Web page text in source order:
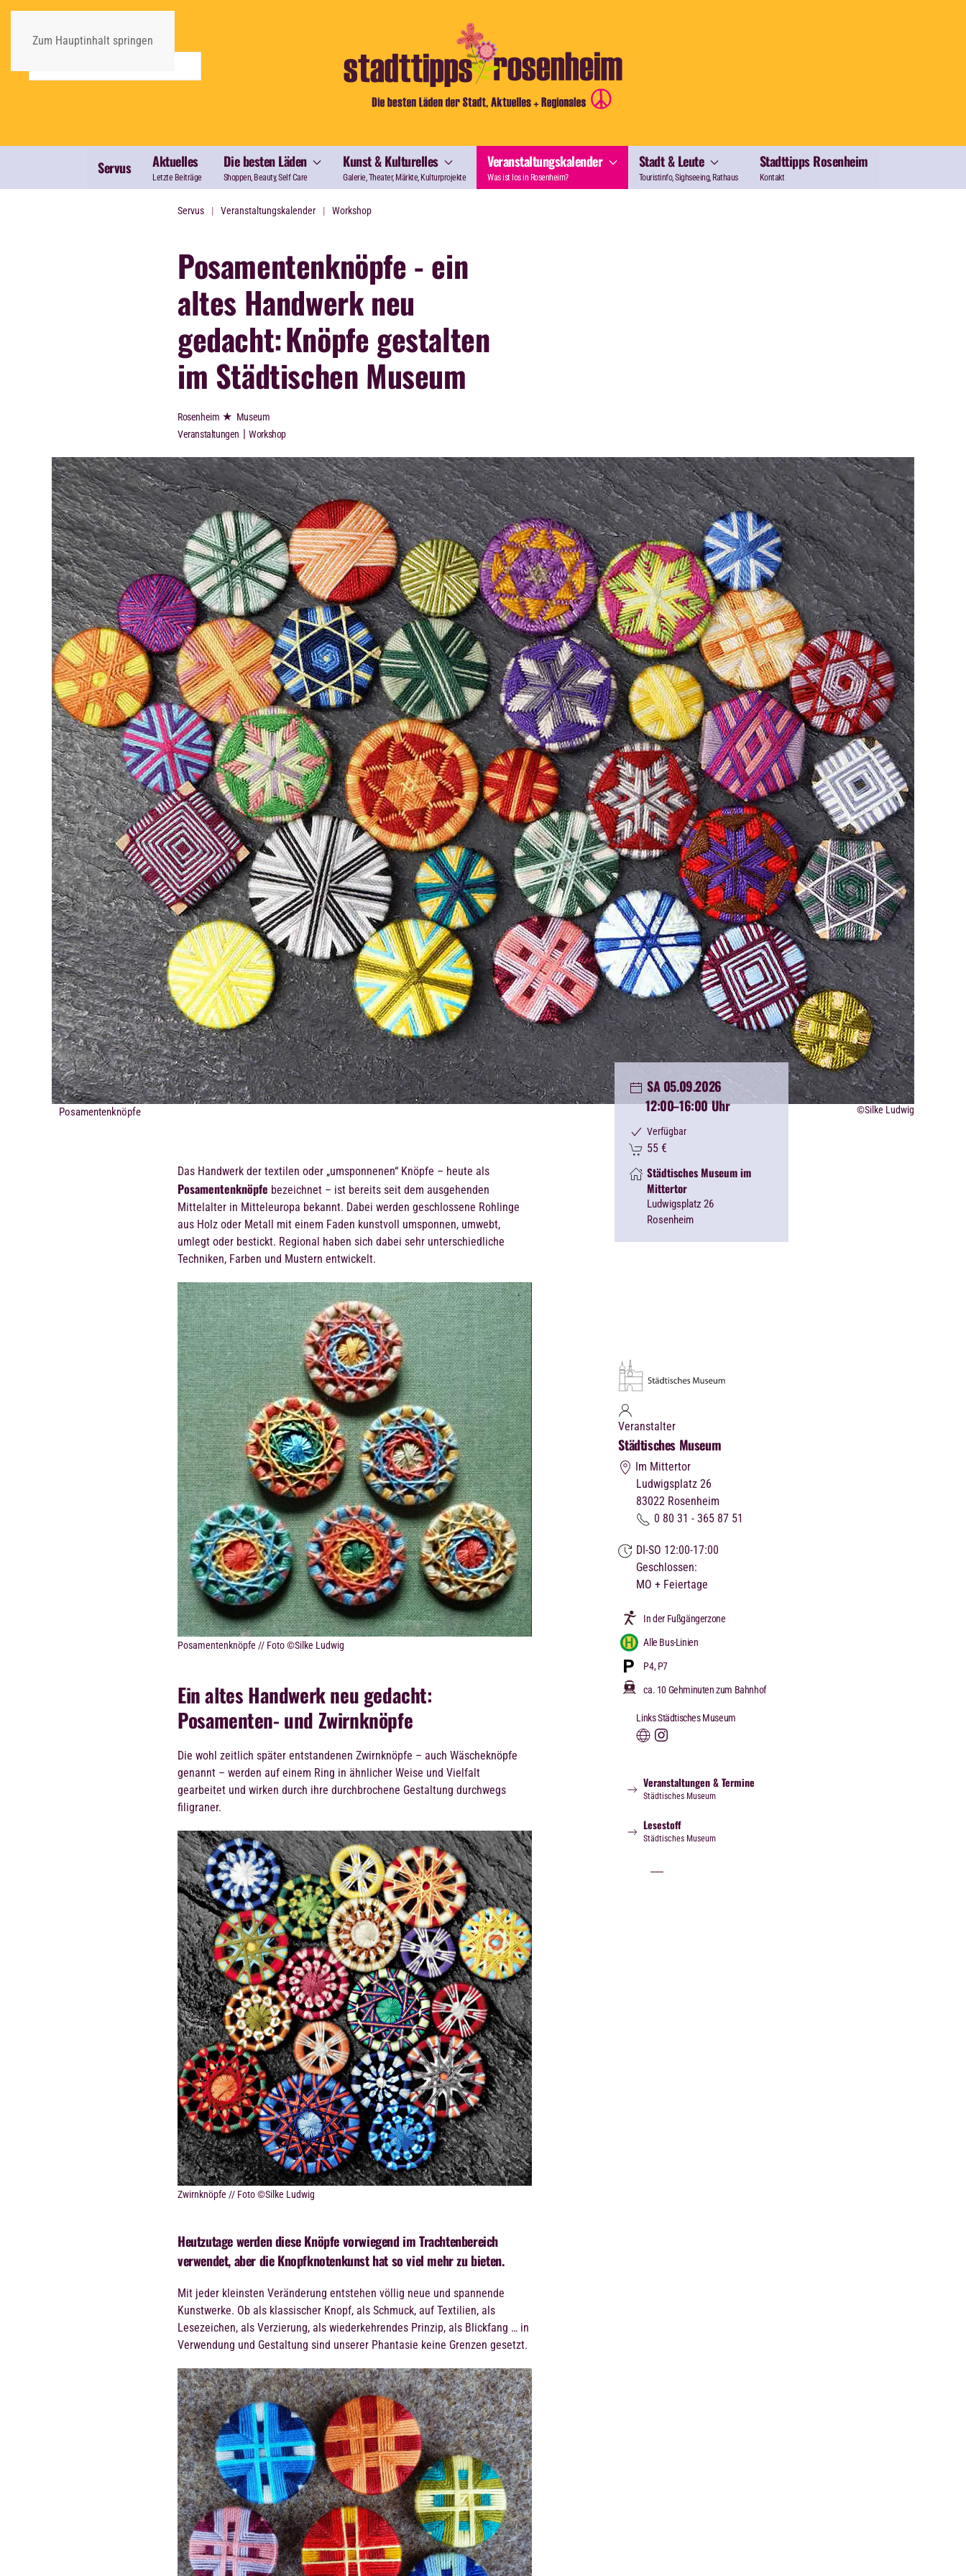
Zum Hauptinhalt springen
Servus Aktuelles
Letzte Beiträge
Die besten Läden
Shoppen, Beauty, Self Care
Kunst & Kulturelles
Galerie, Theater, Märkte, Kulturprojekte
Veranstaltungskalender
Was ist los in Rosenheim?
Stadt & Leute
Touristinfo, Sighseeing, Rathaus
Stadttipps Rosenheim
Kontakt
Servus Veranstaltungskalender Workshop
Posamentenknöpfe - ein
altes Handwerk neu
gedacht:Knöpfe gestalten
im Städtischen Museum
Rosenheim ★ Museum
Veranstaltungen | Workshop
Posamentenknöpfe ©Silke Ludwig
Das Handwerk der textilen oder „umsponnenen“ Knöpfe – heute als
Posamentenknöpfe bezeichnet – ist bereits seit dem ausgehenden
Mittelalter in Mitteleuropa bekannt. Dabei werden geschlossene Rohlinge
aus Holz oder Metall mit einem Faden kunstvoll umsponnen, umwebt,
umlegt oder bestickt. Regional haben sich dabei sehr unterschiedliche
Techniken, Farben und Mustern entwickelt.
Posamentenknöpfe // Foto ©Silke Ludwig
Ein altes Handwerk neu gedacht:
Posamenten- und Zwirnknöpfe
Die wohl zeitlich später entstandenen Zwirnknöpfe – auch Wäscheknöpfe
genannt – werden auf einem Ring in ähnlicher Weise und Vielfalt
gearbeitet und wirken durch ihre durchbrochene Gestaltung durchwegs
filigraner.
Zwirnknöpfe // Foto ©Silke Ludwig
Heutzutage werden diese Knöpfe vorwiegend im Trachtenbereich
verwendet, aber die Knopfknotenkunst hat so viel mehr zu bieten.
Mit jeder kleinsten Veränderung entstehen völlig neue und spannende
Kunstwerke. Ob als klassischer Knopf, als Schmuck, auf Textilien, als
Lesezeichen, als Verzierung, als wiederkehrendes Prinzip, als Blickfang … in
Verwendung und Gestaltung sind unserer Phantasie keine Grenzen gesetzt.
SA 05.09.2026
12:00–16:00 Uhr
Verfügbar
55 €
Städtisches Museum im
Mittertor
Ludwigsplatz 26
Rosenheim
Veranstalter
Städtisches Museum
Im Mittertor
Ludwigsplatz 26
83022 Rosenheim
0 80 31 - 365 87 51
DI-SO 12:00-17:00
Geschlossen:
MO + Feiertage
In der Fußgängerzone
Alle Bus-Linien
P4, P7
ca. 10 Gehminuten zum Bahnhof
Links Städtisches Museum
Veranstaltungen & Termine
Städtisches Museum
Lesestoff
Städtisches Museum